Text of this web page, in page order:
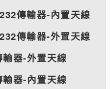
傳輸器-內置天線
傳輸器-外置天線
器-外置天線
器-內置天線